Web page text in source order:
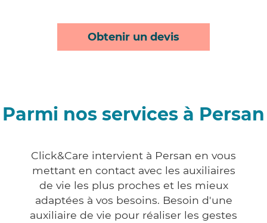
Obtenir un devis
Parmi nos services à Persan
Click&Care intervient à Persan en vous
mettant en contact avec les auxiliaires
de vie les plus proches et les mieux
adaptées à vos besoins. Besoin d'une
auxiliaire de vie pour réaliser les gestes